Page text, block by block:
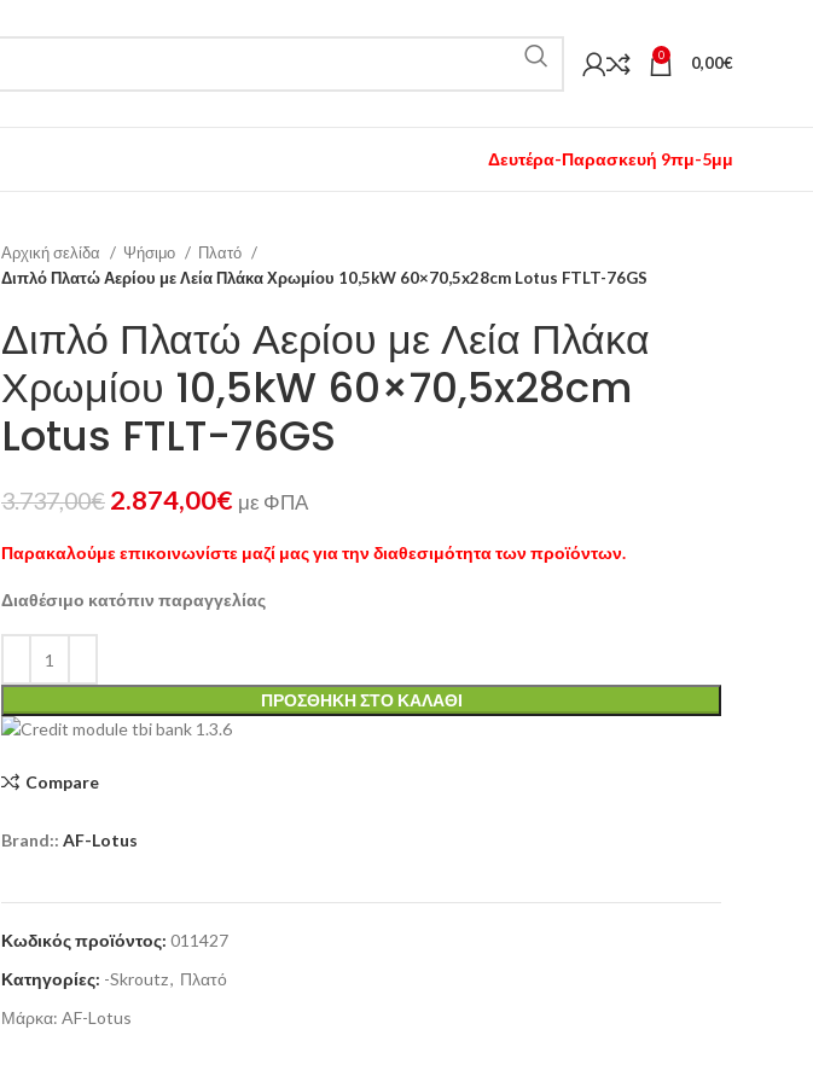
0 0,00€
Δευτέρα-Παρασκευή 9πμ-5μμ
Αρχική σελίδα Ψήσιμο
Πλατό
Διπλό Πλατώ Αερίου με Λεία Πλάκα Χρωμίου 10,5kW 60×70,5x28cm Lotus FTLT-76GS
Διπλό Πλατώ Αερίου με Λεία Πλάκα
Χρωμίου 10,5kW 60×70,5x28cm
Lotus FTLT-76GS
3.737,00€ 2.874,00€ με ΦΠΑ
Παρακαλούμε επικοινωνίστε μαζί μας για την διαθεσιμότητα των προϊόντων.
Διαθέσιμο κατόπιν παραγγελίας
ΠΡΟΣΘΉΚΗ ΣΤΟ ΚΑΛΆΘΙ
Compare
Brand:: AF-Lotus
Κωδικός προϊόντος: 011427
Κατηγορίες: -Skroutz, Πλατό
Μάρκα: AF-Lotus